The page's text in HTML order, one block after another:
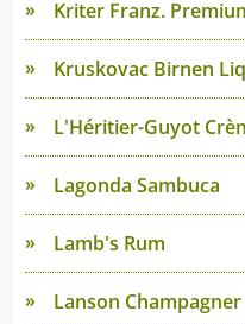
Kriter Franz.
Kruskovac Birnen
L'Héritier-Guyot
Lagonda Sambuca
Lamb's Rum
Lanson Champagner